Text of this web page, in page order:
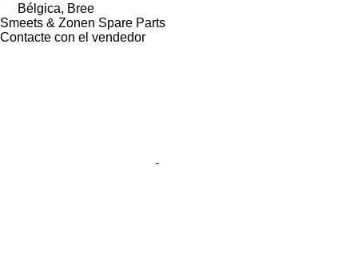
Bélgica, Bree
Smeets & Zonen Spare Parts
Contacte con el vendedor